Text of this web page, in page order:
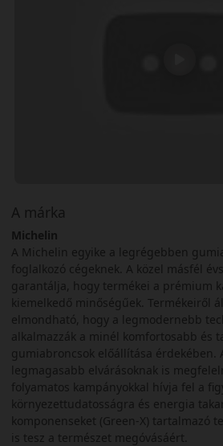
A márka
Michelin
A Michelin egyike a legrégebben
foglalkozó cégeknek. A közel másfél
garantálja, hogy termékei a prémium
kiemelkedő minőségűek. Termékeiről
elmondható, hogy a legmodernebb
alkalmazzák a minél komfortosabb és
gumiabroncsok előállítása érdekében.
legmagasabb elvárásoknak is
folyamatos kampányokkal hívja fel a
környezettudatosságra és energia
komponenseket (Green-X) tartalmazó
is tesz a természet megóvásáért.